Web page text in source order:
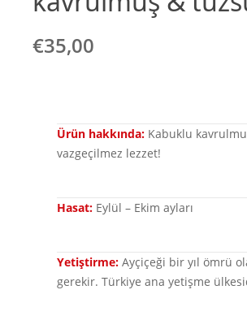
€35,00
Ürün hakkında: Kabuklu
vazgeçilmez lezzet!
Hasat: Eylül – Ekim ayları
Yetiştirme: Ayçiçeği bir yıl ömrü
gerekir. Türkiye ana yetişme